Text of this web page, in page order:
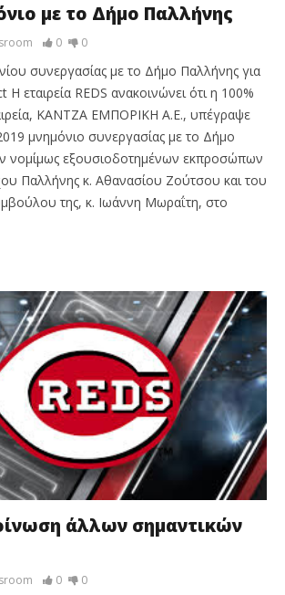
με το Δήμο Παλλήνης
0 0
συνεργασίας με το Δήμο Παλλήνης για
εταιρεία REDS ανακοινώνει ότι η 100%
KΑΝΤΖΑ ΕΜΠΟΡΙΚΗ Α.Ε., υπέγραψε
μνημόνιο συνεργασίας με το Δήμο
νομίμως εξουσιοδοτημένων εκπροσώπων
Παλλήνης κ. Αθανασίου Ζούτσου και του
της, κ. Ιωάννη Μωραΐτη, στο
άλλων σημαντικών
0 0